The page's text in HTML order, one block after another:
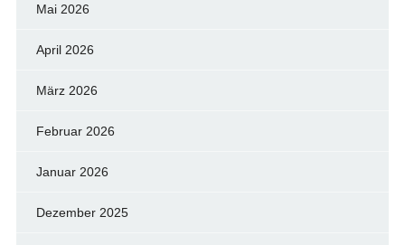
Mai 2026
April 2026
März 2026
Februar 2026
Januar 2026
Dezember 2025